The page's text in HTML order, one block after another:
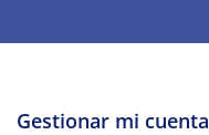
Gestionar mi cuenta